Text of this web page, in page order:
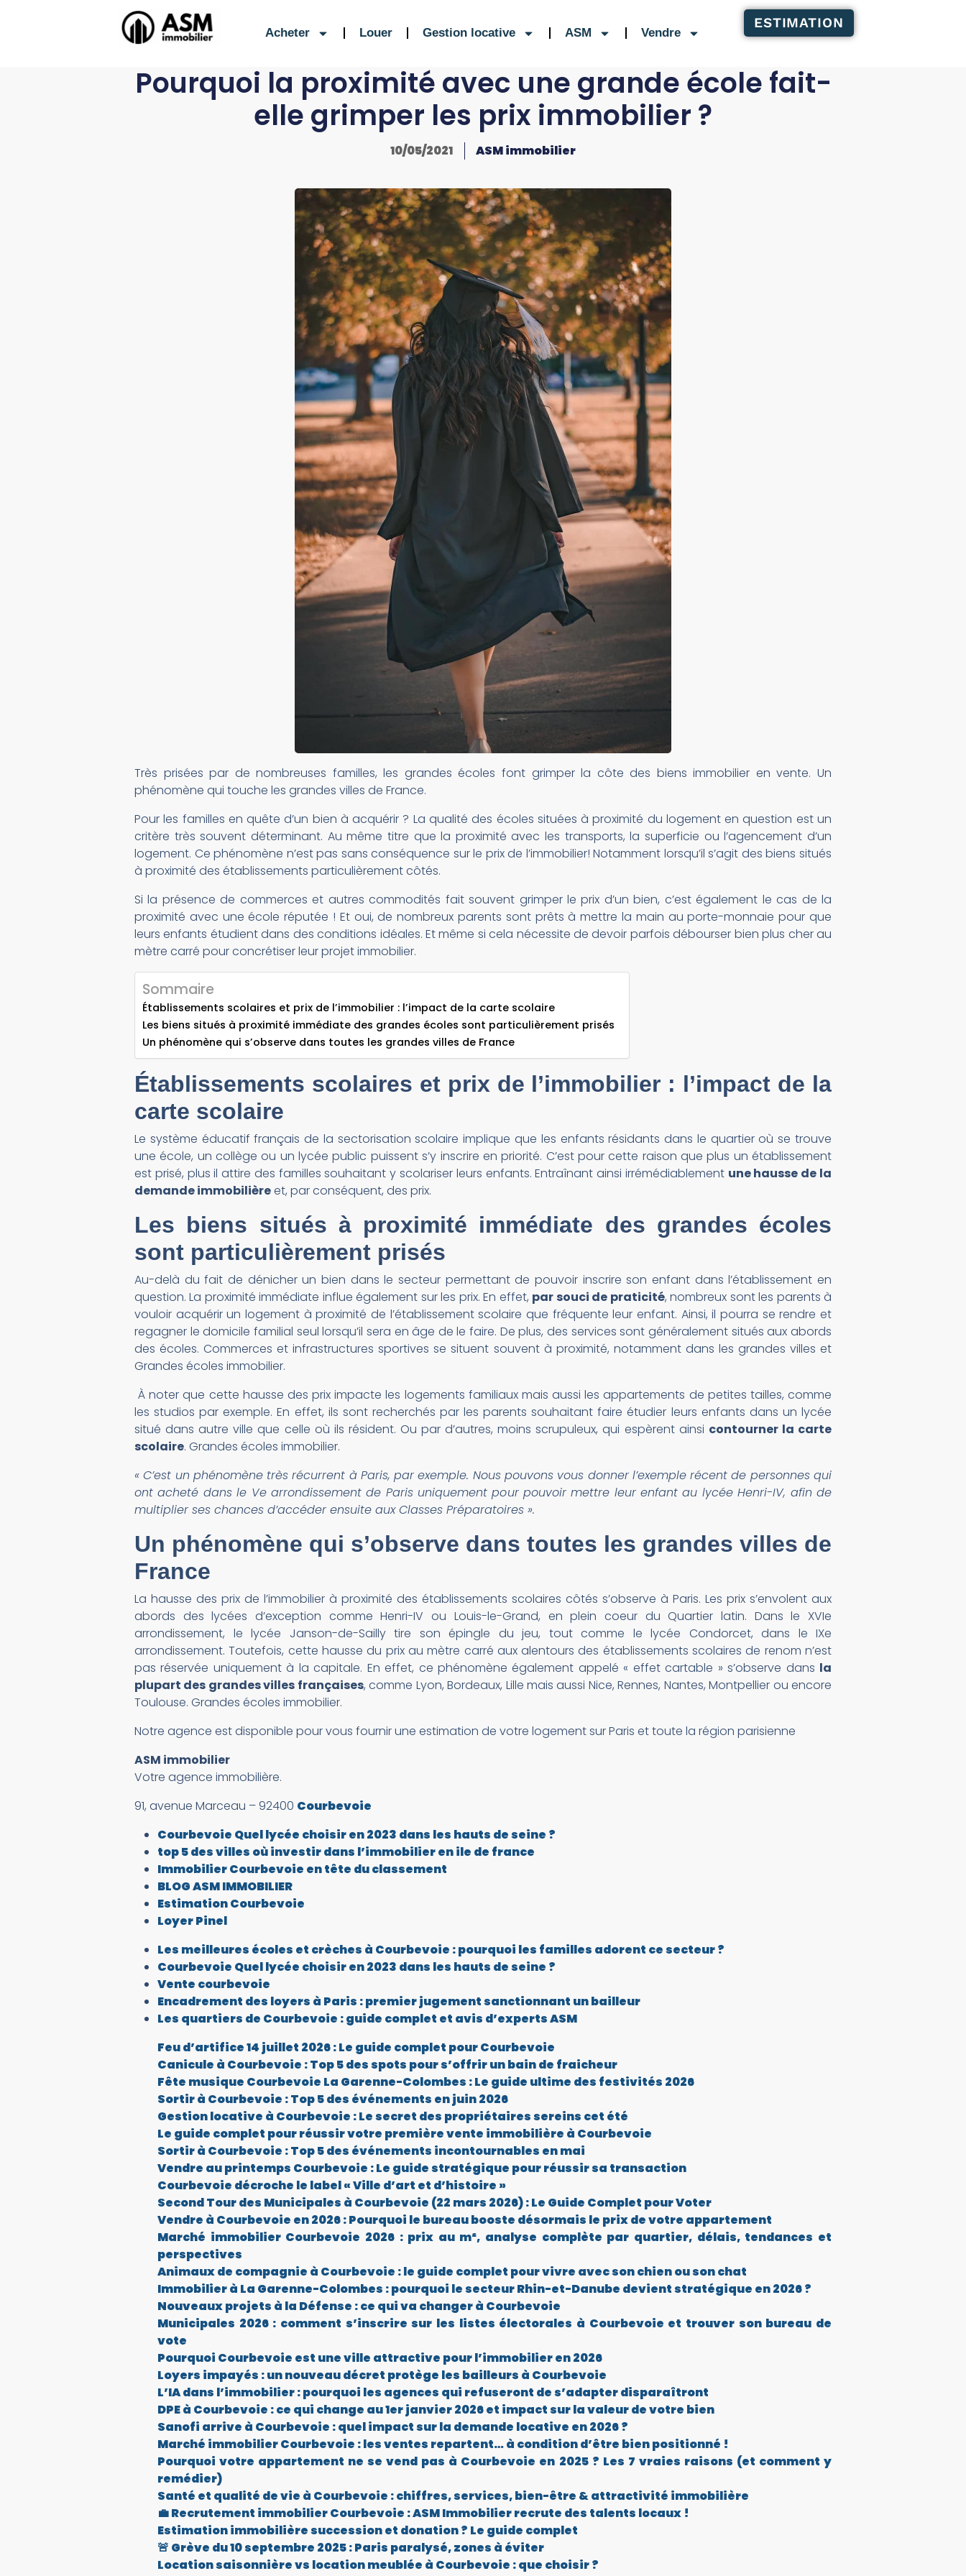
Acheter Louer Gestion locative ASM Vendre
ESTIMATION
Pourquoi la proximité avec une grande école fait-
elle grimper les prix immobilier ?
10/05/2021 ASM immobilier
Très prisées par de nombreuses familles, les grandes écoles font grimper la côte des biens immobilier en vente. Un
phénomène qui touche les grandes villes de France.
Pour les familles en quête d’un bien à acquérir ? La qualité des écoles situées à proximité du logement en question est un
critère très souvent déterminant. Au même titre que la proximité avec les transports, la superficie ou l’agencement d’un
logement. Ce phénomène n’est pas sans conséquence sur le prix de l’immobilier! Notamment lorsqu’il s’agit des biens situés
à proximité des établissements particulièrement côtés.
Si la présence de commerces et autres commodités fait souvent grimper le prix d’un bien, c’est également le cas de la
proximité avec une école réputée ! Et oui, de nombreux parents sont prêts à mettre la main au porte-monnaie pour que
leurs enfants étudient dans des conditions idéales. Et même si cela nécessite de devoir parfois débourser bien plus cher au
mètre carré pour concrétiser leur projet immobilier.
Sommaire
Établissements scolaires et prix de l’immobilier : l’impact de la carte scolaire
Les biens situés à proximité immédiate des grandes écoles sont particulièrement prisés
Un phénomène qui s’observe dans toutes les grandes villes de France
Établissements scolaires et prix de l’immobilier : l’impact de la
carte scolaire
Le système éducatif français de la sectorisation scolaire implique que les enfants résidants dans le quartier où se trouve
une école, un collège ou un lycée public puissent s’y inscrire en priorité. C’est pour cette raison que plus un établissement
est prisé, plus il attire des familles souhaitant y scolariser leurs enfants. Entraînant ainsi irrémédiablement une hausse de la
demande immobilièreet, par conséquent, des prix.
Les biens situés à proximité immédiate des grandes écoles
sont particulièrement prisés
Au-delà du fait de dénicher un bien dans le secteur permettant de pouvoir inscrire son enfant dans l’établissement en
question. La proximité immédiate influe également sur les prix. En effet, par souci de praticité, nombreux sont les parents à
vouloir acquérir un logement à proximité de l’établissement scolaire que fréquente leur enfant. Ainsi, il pourra se rendre et
regagner le domicile familial seul lorsqu’il sera en âge de le faire. De plus, des services sont généralement situés aux abords
des écoles. Commerces et infrastructures sportives se situent souvent à proximité, notamment dans les grandes villes et
Grandes écoles immobilier.
À noter que cette hausse des prix impacte les logements familiaux mais aussi les appartements de petites tailles, comme
les studios par exemple. En effet, ils sont recherchés par les parents souhaitant faire étudier leurs enfants dans un lycée
situé dans autre ville que celle où ils résident. Ou par d’autres, moins scrupuleux, qui espèrent ainsi contourner la carte
scolaire. Grandes écoles immobilier.
« C’est un phénomène très récurrent à Paris, par exemple. Nous pouvons vous donner l’exemple récent de personnes qui
ont acheté dans le Ve arrondissement de Paris uniquement pour pouvoir mettre leur enfant au lycée Henri-IV, afin de
multiplier ses chances d’accéder ensuite aux Classes Préparatoires ».
Un phénomène qui s’observe dans toutes les grandes villes de
France
La hausse des prix de l’immobilier à proximité des établissements scolaires côtés s’observe à Paris. Les prix s’envolent aux
abords des lycées d’exception comme Henri-IV ou Louis-le-Grand, en plein coeur du Quartier latin. Dans le XVIe
arrondissement, le lycée Janson-de-Sailly tire son épingle du jeu, tout comme le lycée Condorcet, dans le IXe
arrondissement. Toutefois, cette hausse du prix au mètre carré aux alentours des établissements scolaires de renom n’est
pas réservée uniquement à la capitale. En effet, ce phénomène également appelé « effet cartable » s’observe dans la
plupart des grandes villes françaises, comme Lyon, Bordeaux, Lille mais aussi Nice, Rennes, Nantes, Montpellier ou encore
Toulouse. Grandes écoles immobilier.
Notre agence est disponible pour vous fournir une estimation de votre logement sur Paris et toute la région parisienne
ASM immobilier
Votre agence immobilière.
91, avenue Marceau – 92400 Courbevoie
Courbevoie Quel lycée choisir en 2023 dans les hauts de seine ?
top 5 des villes où investir dans l’immobilier en ile de france
Immobilier Courbevoie en tête du classement
BLOG ASM IMMOBILIER
Estimation Courbevoie
Loyer Pinel
Les meilleures écoles et crèches à Courbevoie : pourquoi les familles adorent ce secteur ?
Courbevoie Quel lycée choisir en 2023 dans les hauts de seine ?
Vente courbevoie
Encadrement des loyers à Paris : premier jugement sanctionnant un bailleur
Les quartiers de Courbevoie : guide complet et avis d’experts ASM
Feu d’artifice 14 juillet 2026 : Le guide complet pour Courbevoie
Canicule à Courbevoie : Top 5 des spots pour s’offrir un bain de fraicheur
Fête musique Courbevoie La Garenne-Colombes : Le guide ultime des festivités 2026
Sortir à Courbevoie : Top 5 des événements en juin 2026
Gestion locative à Courbevoie : Le secret des propriétaires sereins cet été
Le guide complet pour réussir votre première vente immobilière à Courbevoie
Sortir à Courbevoie : Top 5 des événements incontournables en mai
Vendre au printemps Courbevoie : Le guide stratégique pour réussir sa transaction
Courbevoie décroche le label « Ville d’art et d’histoire »
Second Tour des Municipales à Courbevoie (22 mars 2026) : Le Guide Complet pour Voter
Vendre à Courbevoie en 2026 : Pourquoi le bureau booste désormais le prix de votre appartement
Marché immobilier Courbevoie 2026 : prix au m², analyse complète par quartier, délais, tendances et
perspectives
Animaux de compagnie à Courbevoie : le guide complet pour vivre avec son chien ou son chat
Immobilier à La Garenne-Colombes : pourquoi le secteur Rhin-et-Danube devient stratégique en 2026 ?
Nouveaux projets à la Défense : ce qui va changer à Courbevoie
Municipales 2026 : comment s’inscrire sur les listes électorales à Courbevoie et trouver son bureau de
vote
Pourquoi Courbevoie est une ville attractive pour l’immobilier en 2026
Loyers impayés : un nouveau décret protège les bailleurs à Courbevoie
L’IA dans l’immobilier : pourquoi les agences qui refuseront de s’adapter disparaîtront
DPE à Courbevoie : ce qui change au 1er janvier 2026 et impact sur la valeur de votre bien
Sanofi arrive à Courbevoie : quel impact sur la demande locative en 2026 ?
Marché immobilier Courbevoie : les ventes repartent… à condition d’être bien positionné !
Pourquoi votre appartement ne se vend pas à Courbevoie en 2025 ? Les 7 vraies raisons (et comment y
remédier)
Santé et qualité de vie à Courbevoie : chiffres, services, bien-être & attractivité immobilière
💼 Recrutement immobilier Courbevoie : ASM Immobilier recrute des talents locaux !
Estimation immobilière succession et donation ? Le guide complet
🚨 Grève du 10 septembre 2025 : Paris paralysé, zones à éviter
Location saisonnière vs location meublée à Courbevoie : que choisir ?